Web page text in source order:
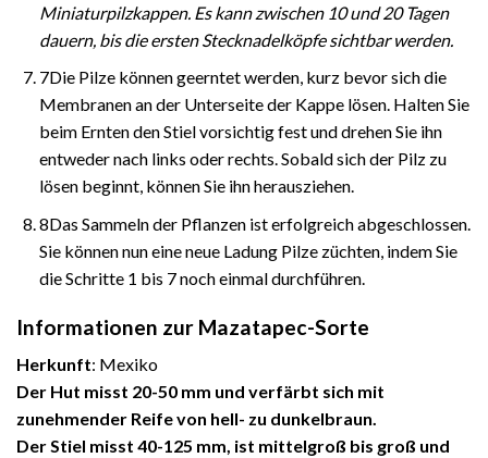
Miniaturpilzkappen. Es kann zwischen 10 und 20 Tagen
dauern, bis die ersten Stecknadelköpfe sichtbar werden.
7Die Pilze können geerntet werden, kurz bevor sich die
Membranen an der Unterseite der Kappe lösen. Halten Sie
beim Ernten den Stiel vorsichtig fest und drehen Sie ihn
entweder nach links oder rechts. Sobald sich der Pilz zu
lösen beginnt, können Sie ihn herausziehen.
8Das Sammeln der Pflanzen ist erfolgreich abgeschlossen.
Sie können nun eine neue Ladung Pilze züchten, indem Sie
die Schritte 1 bis 7 noch einmal durchführen.
Informationen zur Mazatapec-Sorte
Herkunft: Mexiko
Der Hut misst 20-50 mm und verfärbt sich mit
zunehmender Reife von hell- zu dunkelbraun.
Der Stiel misst 40-125 mm, ist mittelgroß bis groß und